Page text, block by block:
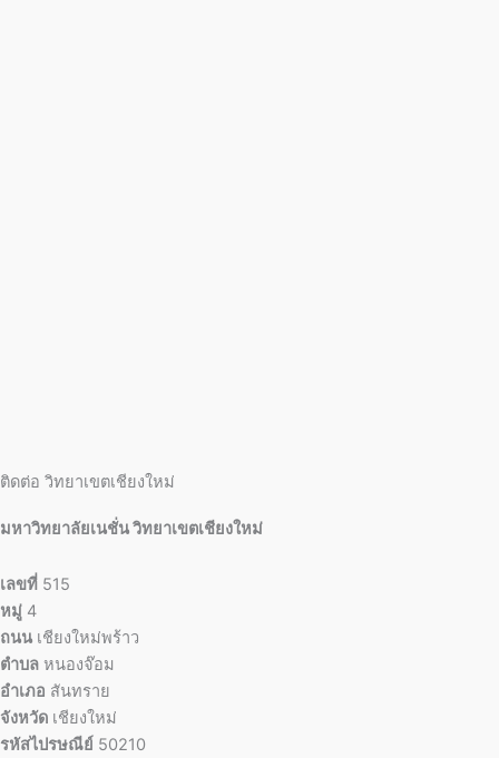
ติดต่อ วิทยาเขตเชียงใหม่
มหาวิทยาลัยเนชั่น วิทยาเขตเชียงใหม่
เลขที่ 515
หมู่ 4
ถนน เชียงใหม่พร้าว
ตำบล หนองจ๊อม
อำเภอ สันทราย
จังหวัด เชียงใหม่
รหัสไปรษณีย์ 50210